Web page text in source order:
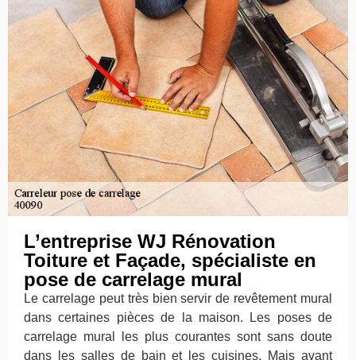
L’entreprise WJ Rénovation
Toiture et Façade, spécialiste en
pose de carrelage mural
Le carrelage peut très bien servir de revêtement mural
dans certaines pièces de la maison. Les poses de
carrelage mural les plus courantes sont sans doute
dans les salles de bain et les cuisines. Mais avant